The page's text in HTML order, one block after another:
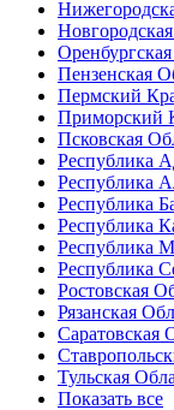
Пензенская
Пермский
Приморский
Псковская
Республика
Республика
Республика
Республика
Республика
Республика
Ростовская
Рязанская
Саратовская
Тульская
Показать все